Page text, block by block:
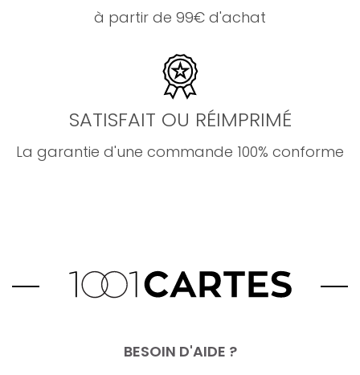
à partir de 99€ d'achat
SATISFAIT OU RÉIMPRIMÉ
La garantie d'une commande 100% conforme
BESOIN D'AIDE ?